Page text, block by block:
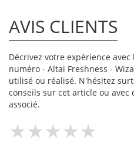
AVIS CLIENTS
Décrivez votre expérience
numéro - Altai Freshness -
utilisé ou réalisé. N'hésitez
conseils sur cet article ou
associé.